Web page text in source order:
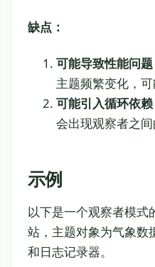
缺点：
可能导致性能问题
主题频繁变化，可
可能引入循环依赖
会出现观察者之间
示例
以下是一个观察者模式
站，主题对象为气象数
和日志记录器。